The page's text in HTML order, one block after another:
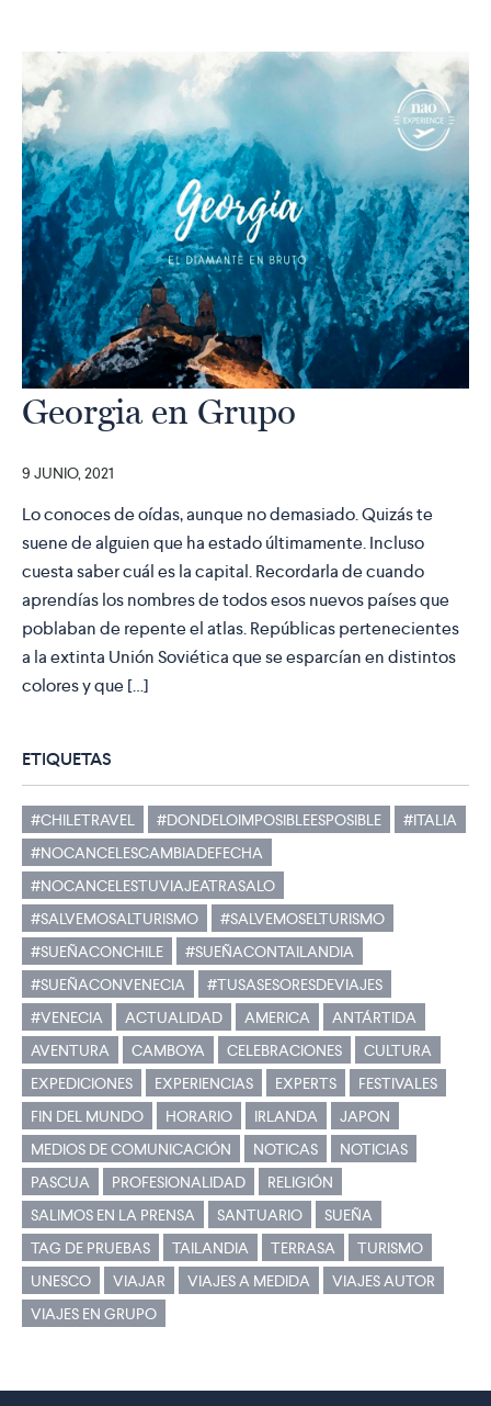
Georgia en Grupo
9 JUNIO, 2021
Lo conoces de oídas, aunque no demasiado. Quizás te
suene de alguien que ha estado últimamente. Incluso
cuesta saber cuál es la capital. Recordarla de cuando
aprendías los nombres de todos esos nuevos países que
poblaban de repente el atlas. Repúblicas pertenecientes
a la extinta Unión Soviética que se esparcían en distintos
colores y que […]
ETIQUETAS
#CHILETRAVEL #DONDELOIMPOSIBLEESPOSIBLE
#ITALIA
#NOCANCELESCAMBIADEFECHA
#NOCANCELESTUVIAJEATRASALO
#SALVEMOSALTURISMO
#SALVEMOSELTURISMO
#SUEÑACONCHILE
#SUEÑACONTAILANDIA
#SUEÑACONVENECIA
#TUSASESORESDEVIAJES
#VENECIA
ACTUALIDAD AMERICA
ANTÁRTIDA
AVENTURA
CAMBOYA CELEBRACIONES
CULTURA
EXPEDICIONES
EXPERIENCIAS EXPERTS
FESTIVALES
FIN DEL MUNDO
HORARIO IRLANDA
JAPON
MEDIOS DE COMUNICACIÓN
NOTICAS
NOTICIAS
PASCUA
PROFESIONALIDAD
RELIGIÓN
SALIMOS EN LA PRENSA
SANTUARIO
SUEÑA
TAG DE PRUEBAS
TAILANDIA TERRASA
TURISMO
UNESCO
VIAJAR VIAJES A MEDIDA
VIAJES AUTOR
VIAJES EN GRUPO